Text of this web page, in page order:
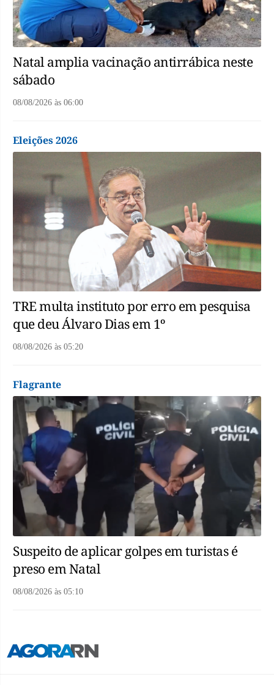
Natal amplia vacinação antirrábica neste
sábado
08/08/2026 às 06:00
Eleições 2026
TRE multa instituto por erro em pesquisa
que deu Álvaro Dias em 1º
08/08/2026 às 05:20
Flagrante
Suspeito de aplicar golpes em turistas é
preso em Natal
08/08/2026 às 05:10